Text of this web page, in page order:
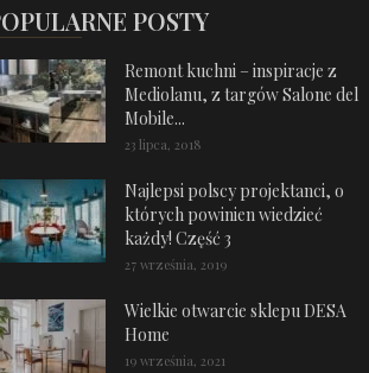
POSTY
Remont kuchni – inspiracje z
Mediolanu, z targów Salone del
Mobile...
23 lipca, 2018
Najlepsi polscy projektanci, o
których powinien wiedzieć
każdy! Część 3
27 września, 2019
Wielkie otwarcie sklepu DESA
Home
19 września, 2021